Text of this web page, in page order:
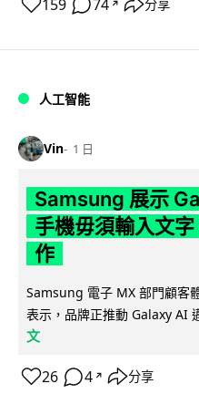
159 74 ↗ 分享
人工智能
Vin 1 日
Samsung 展示
手機毋須輸入文
作
Samsung 電子 MX 部門顧客
表示，品牌正推動 Galaxy AI
文
26 4 ↗ 分享